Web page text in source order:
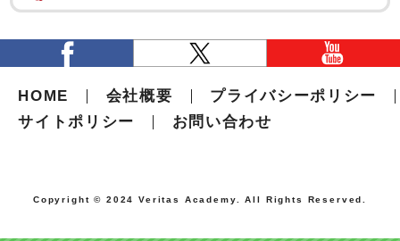
HOME 会社概要
プライバシーポリシー
サイトポリシー
お問い合わせ
Copyright © 2024 Veritas Academy. All Rights Reserved.